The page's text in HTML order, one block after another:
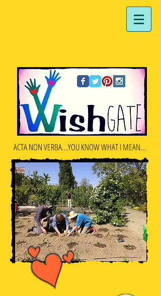
ACTA NON VERBA...YOU KNOW WHAT I MEAN...